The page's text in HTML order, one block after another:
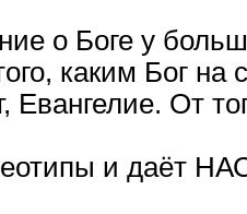
о Боге у
каким Бог
Евангелие. От
и даёт